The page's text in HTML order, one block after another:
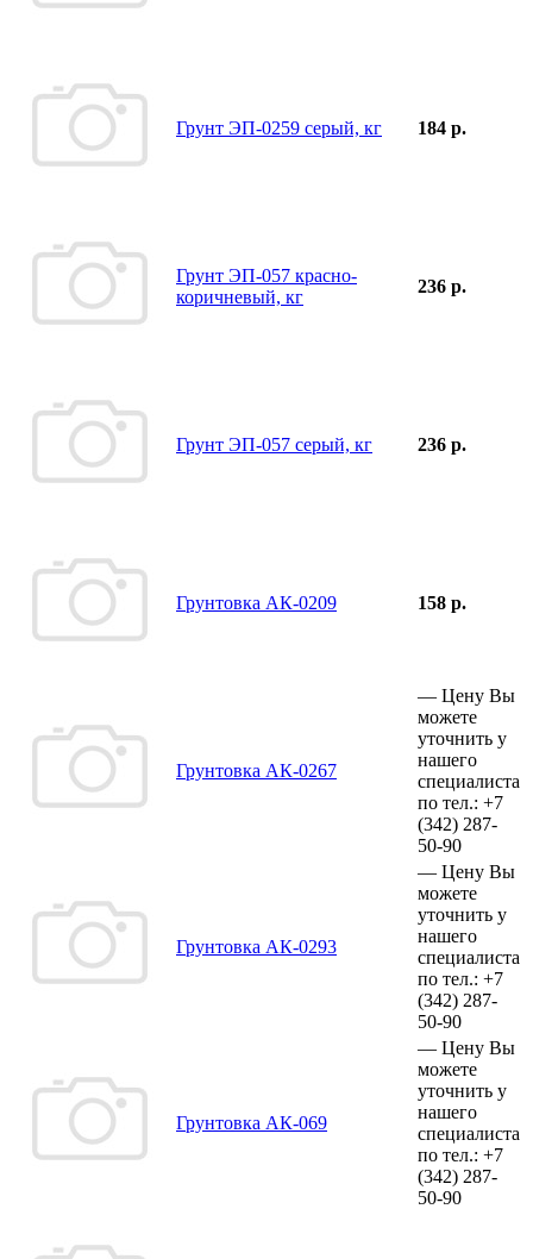
Грунт ЭП-0259 серый, кг 184 р.
Грунт ЭП-057 красно-
коричневый, кг
236 р.
Грунт ЭП-057 серый, кг 236 р.
Грунтовка АК-0209 158 р.
Грунтовка АК-0267
— Цену Вы
можете
уточнить у
нашего
специалиста
по тел.: +7
(342) 287-
50-90
Грунтовка АК-0293
— Цену Вы
можете
уточнить у
нашего
специалиста
по тел.: +7
(342) 287-
50-90
Грунтовка АК-069
— Цену Вы
можете
уточнить у
нашего
специалиста
по тел.: +7
(342) 287-
50-90